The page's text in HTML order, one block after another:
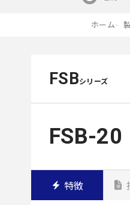
ホーム
FSBシリーズ
FSB-20
特徴